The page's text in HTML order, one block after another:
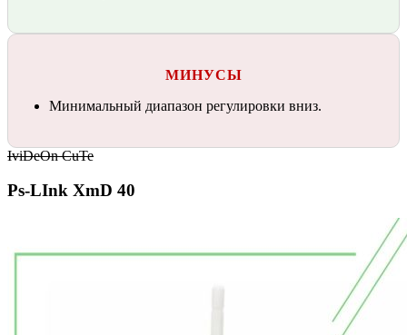
МИНУСЫ
Минимальный диапазон регулировки вниз.
IviDeOn CuTe
Ps-LInk XmD 40